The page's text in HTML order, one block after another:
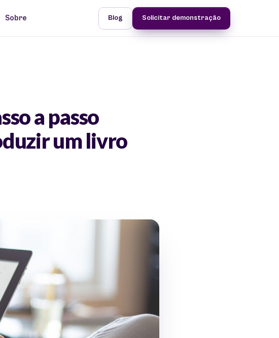
Sobre Blog Solicitar demonstração
a passo
um livro